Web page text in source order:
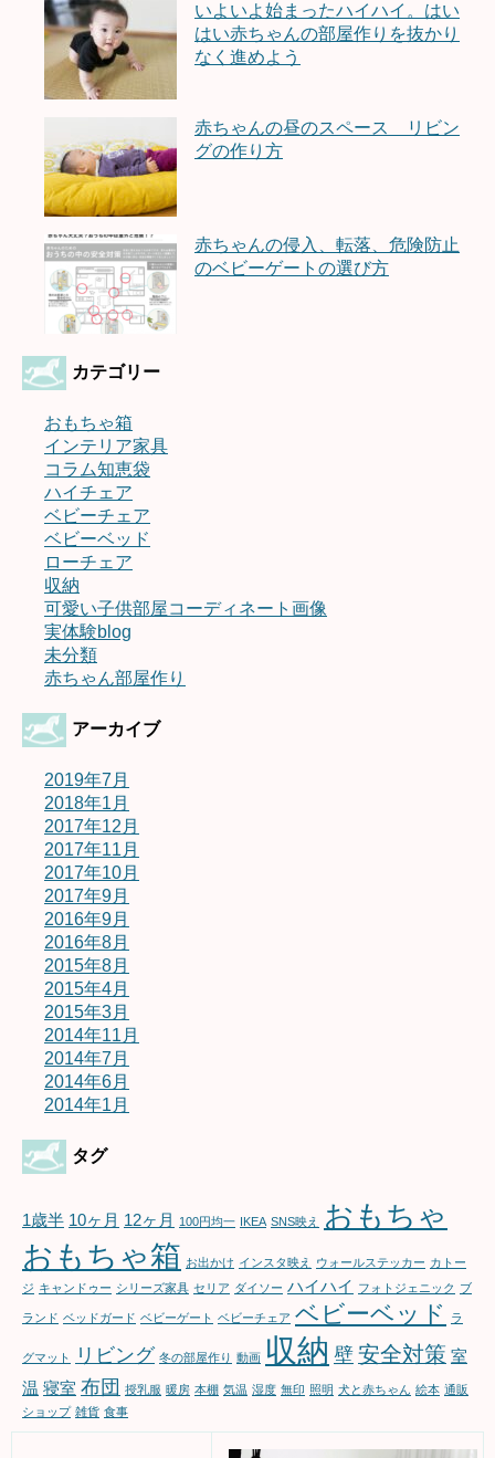
いよいよ始まったハイハイ。はい
はい赤ちゃんの部屋作りを抜かり
なく進めよう
赤ちゃんの昼のスペース リビン
グの作り方
赤ちゃんの侵入、転落、危険防止
のベビーゲートの選び方
カテゴリー
おもちゃ箱
インテリア家具
コラム知恵袋
ハイチェア
ベビーチェア
ベビーベッド
ローチェア
収納
可愛い子供部屋コーディネート画像
実体験blog
未分類
赤ちゃん部屋作り
アーカイブ
2019年7月
2018年1月
2017年12月
2017年11月
2017年10月
2017年9月
2016年9月
2016年8月
2015年8月
2015年4月
2015年3月
2014年11月
2014年7月
2014年6月
2014年1月
タグ
1歳半 10ヶ月 12ヶ月 100円均一 IKEA SNS映え おもちゃ
おもちゃ箱 お出かけ インスタ映え ウォールステッカー カトー
ジ キャンドゥー シリーズ家具 セリア ダイソー ハイハイ フォトジェニック ブ
ランド ベッドガード ベビーゲート ベビーチェア ベビーベッド ラ
グマット リビング 冬の部屋作り 動画 収納 壁 安全対策 室
温 寝室 布団 授乳服 暖房 本棚 気温 湿度 無印 照明 犬と赤ちゃん 絵本 通販
ショップ 雑貨 食事